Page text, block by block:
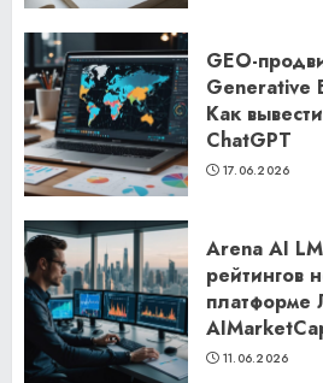
GEO-
Generative
Как
ChatGPT
17.06.2026
Arena AI
рейтингов
платформе
11.06.2026